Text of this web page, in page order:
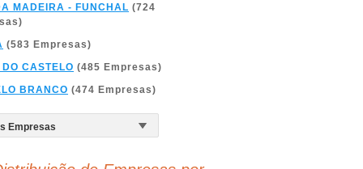
MADEIRA - FUNCHAL (724
(583 Empresas)
CASTELO (485 Empresas)
BRANCO (474 Empresas)